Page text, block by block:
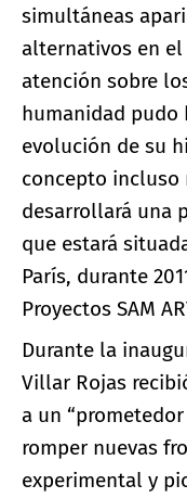
simultáneas
alternativos en
atención sobre
humanidad pudo
evolución de su
concepto
desarrollará una
que estará
París, durante
Proyectos SAM
Durante la
Villar Rojas
a un
romper nuevas
experimental y